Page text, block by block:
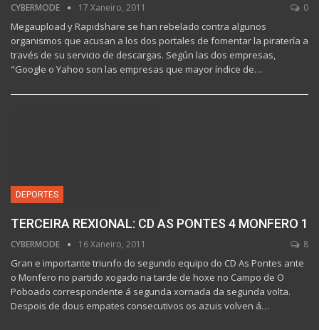
CYBERMODE 17 Xaneiro, 2011 0
Megaupload y Rapidshare se han rebelado contra algunos
organismos que acusan a los dos portales de fomentar la piratería a
través de su servicio de descargas. Según las dos empresas,
"Google o Yahoo son las empresas que mayor índice de…
DEPORTES
TERCEIRA REXIONAL: CD AS PONTES 4 MONFERO 1
CYBERMODE 16 Xaneiro, 2011 8
Gran e importante triunfo do segundo equipo do CD As Pontes ante
o Monfero no partido xogado na tarde de hoxe no Campo de O
Poboado correspondente á segunda xornada da segunda volta.
Despois de dous empates consecutivos os azuis volven á…